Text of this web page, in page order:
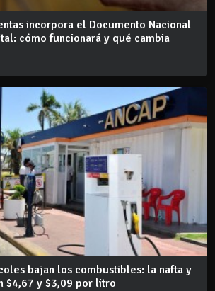
incorpora el Documento Nacional
cómo funcionará y qué cambia
bajan los combustibles: la nafta y
$4,67 y $3,09 por litro